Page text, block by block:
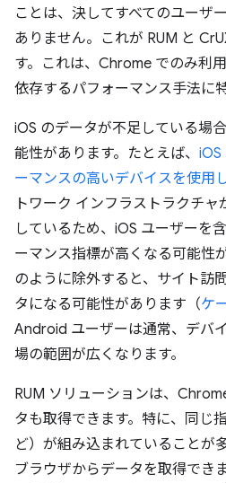
ことは、決してすべてのユーザ
ありません。これが RUM と
す。これは、Chrome でのみ利
依存するパフォーマンス手法に
iOS のデータが不足している場
能性があります。たとえば、 iOS
ーマンスの高いデバイスを使用
トワーク インフラストラクチ
しているため、iOS ユーザーを
ーマンス指標が高くなる可能性
のように除外すると、サイト訪
タになる可能性があります（ケ
Android ユーザーは通常、デバ
場の範囲が広くなります。
RUM ソリューションは、
タも取得できます。特に、同じ
ど）が組み込まれていることが
ブラウザからデータを取得でき